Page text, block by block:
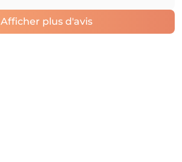
Afficher plus d'avis